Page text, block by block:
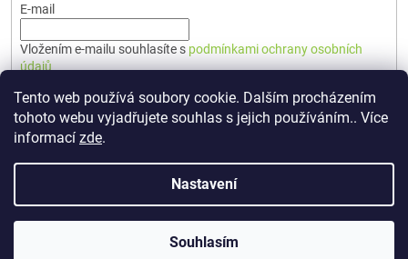
Tento web používá soubory cookie. Dalším procházením
tohoto webu vyjadřujete souhlas s jejich používáním.. Více
informací zde.
Nastavení
Souhlasím
E-mail
Vložením e-mailu souhlasíte s podmínkami ochrany osobních
údajů
PŘIHLÁSIT SE
Vytvořil Shoptet Premium
🇨🇿 TERUNKA. Všechna práva vyhrazena.